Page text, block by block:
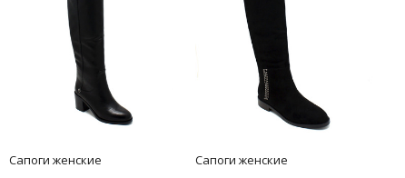
Сапоги женские Сапоги женские